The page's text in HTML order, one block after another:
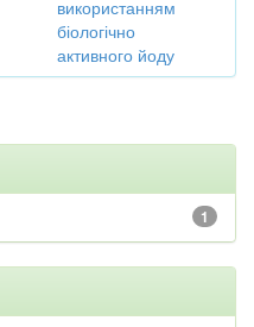
використанням
біологічно
активного йоду
1